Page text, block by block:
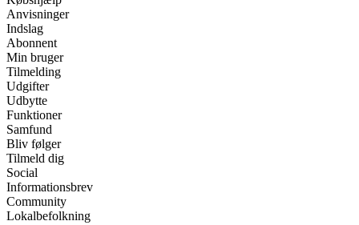
Anvisninger
Indslag
Abonnent
Min bruger
Tilmelding
Udgifter
Udbytte
Funktioner
Samfund
Bliv følger
Tilmeld dig
Social
Informationsbrev
Community
Lokalbefolkning